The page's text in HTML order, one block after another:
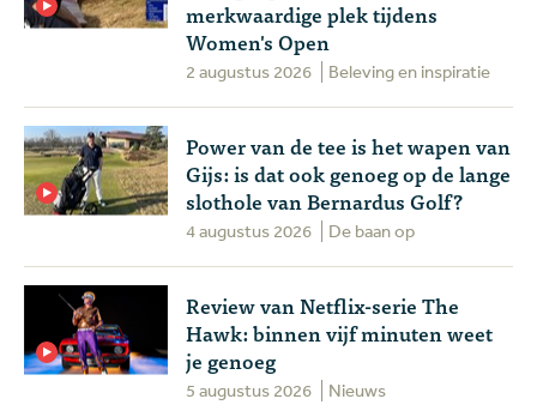
merkwaardige plek tijdens
Women's Open
2 augustus 2026 Beleving en inspiratie
Power van de tee is het wapen van
Gijs: is dat ook genoeg op de lange
slothole van Bernardus Golf?
4 augustus 2026 De baan op
Review van Netflix-serie The
Hawk: binnen vijf minuten weet
je genoeg
5 augustus 2026 Nieuws